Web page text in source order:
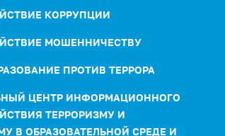
КОРРУПЦИИ
МОШЕННИЧЕСТВУ
ПРОТИВ ТЕРРОРА
ЦЕНТР ИНФОРМАЦИОННОГО
ТЕРРОРИЗМУ И
В ОБРАЗОВАТЕЛЬНОЙ СРЕДЕ И